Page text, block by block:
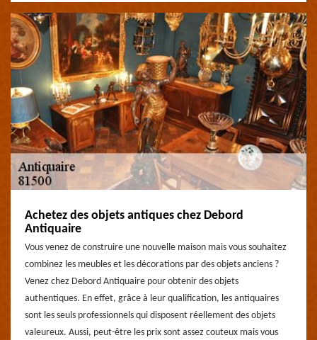
Achetez des objets antiques chez Debord
Antiquaire
Vous venez de construire une nouvelle maison mais vous souhaitez
combinez les meubles et les décorations par des objets anciens ?
Venez chez Debord Antiquaire pour obtenir des objets
authentiques. En effet, grâce à leur qualification, les antiquaires
sont les seuls professionnels qui disposent réellement des objets
valeureux. Aussi, peut-être les prix sont assez couteux mais vous